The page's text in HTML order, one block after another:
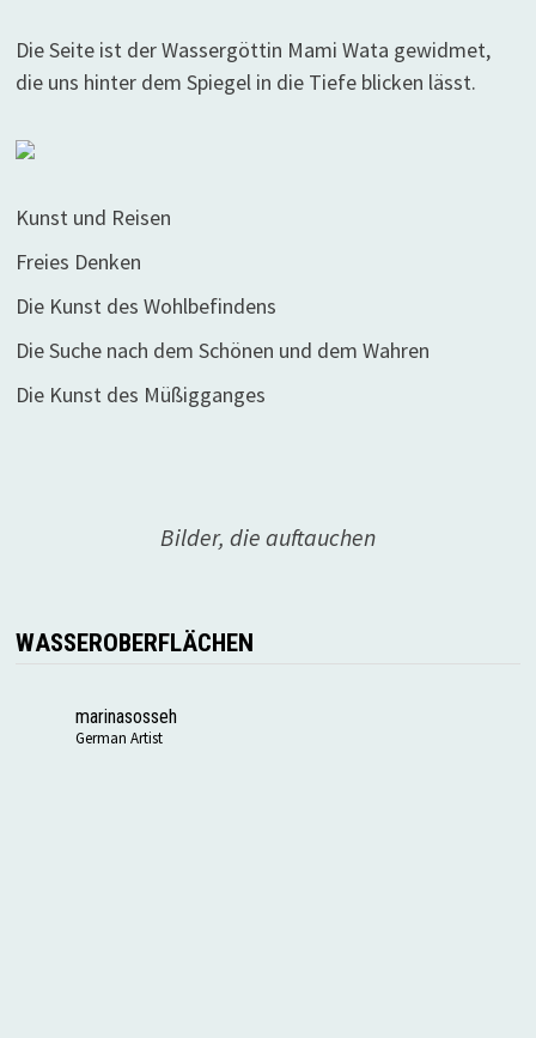
Die Seite ist der Wassergöttin Mami Wata gewidmet,
die uns hinter dem Spiegel in die Tiefe blicken lässt.
Kunst und Reisen
Freies Denken
Die Kunst des Wohlbefindens
Die Suche nach dem Schönen und dem Wahren
Die Kunst des Müßigganges
Bilder, die auftauchen
WASSEROBERFLÄCHEN
marinasosseh
German Artist